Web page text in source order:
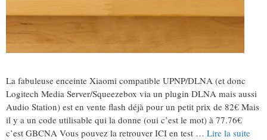
La fabuleuse enceinte Xiaomi compatible UPNP/DLNA (et donc
Logitech Media Server/Squeezebox via un plugin DLNA mais aussi
Audio Station) est en vente flash déjà pour un petit prix de 82€ Mais
il y a un code utilisable qui la donne (oui c’est le mot) à 77.76€
c’est GBCNA Vous pouvez la retrouver ICI en test … Lire la suite